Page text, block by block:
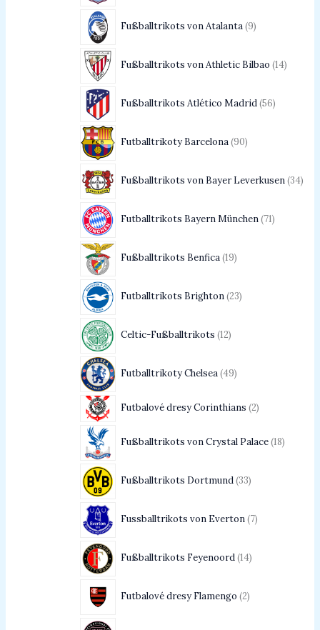
Fußballtrikots von Atalanta 9
Fußballtrikots von Athletic Bilbao 14
Fußballtrikots Atlético Madrid 56
Futballtrikoty Barcelona 90
Fußballtrikots von Bayer Leverkusen 34
Futballtrikots Bayern München 71
Fußballtrikots Benfica 19
Futballtrikots Brighton 23
Celtic-Fußballtrikots 12
Futballtrikoty Chelsea 49
Futbalové dresy Corinthians 2
Fußballtrikots von Crystal Palace 18
Fußballtrikots Dortmund 33
Fussballtrikots von Everton 7
Fußballtrikots Feyenoord 14
Futbalové dresy Flamengo 2